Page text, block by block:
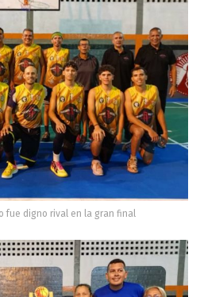
fue digno rival en la gran final